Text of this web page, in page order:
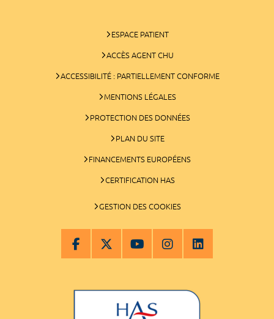
ESPACE PATIENT
ACCÈS AGENT CHU
ACCESSIBILITÉ : PARTIELLEMENT CONFORME
MENTIONS LÉGALES
PROTECTION DES DONNÉES
PLAN DU SITE
FINANCEMENTS EUROPÉENS
CERTIFICATION HAS
GESTION DES COOKIES